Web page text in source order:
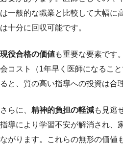
は一般的な職業と比較して大幅に
は十分に回収可能です。
現役合格の価値も重要な要素です
会コスト（1年早く医師になるこ
ると、質の高い指導への投資は合
さらに、 精神的負担の軽減も見逃
指導により学習不安が解消され、
ながります。これらの無形の価値